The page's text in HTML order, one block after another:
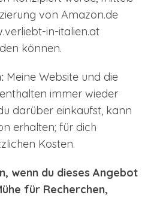
von Amazon.de
in-italien.at
können.
Meine Website und die
immer wieder
darüber einkaufst, kann
erhalten; für dich
Kosten.
wenn du dieses Angebot
für Recherchen,